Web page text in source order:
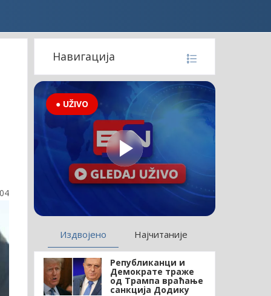
Навигација
● UŽIVO
Издвојено Најчитаније
Републиканци и
Демократе траже
од Трампа враћање
санкција Додику